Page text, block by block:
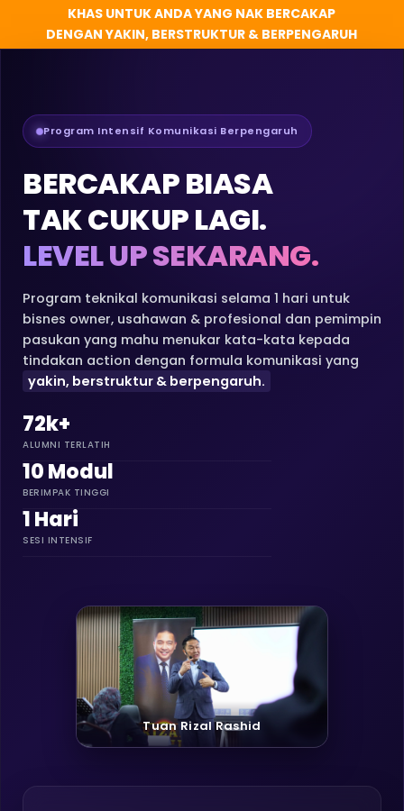
KHAS UNTUK ANDA YANG NAK BERCAKAP
DENGAN YAKIN, BERSTRUKTUR & BERPENGARUH
Program Intensif Komunikasi Berpengaruh
BERCAKAP BIASA
TAK CUKUP LAGI.
LEVEL UP SEKARANG.
Program teknikal komunikasi selama 1 hari untuk
bisnes owner, usahawan & profesional dan pemimpin
pasukan yang mahu menukar kata-kata kepada
tindakan action dengan formula komunikasi yang
yakin, berstruktur & berpengaruh.
72k+
ALUMNI TERLATIH
10 Modul
BERIMPAK TINGGI
1 Hari
SESI INTENSIF
Tuan Rizal Rashid